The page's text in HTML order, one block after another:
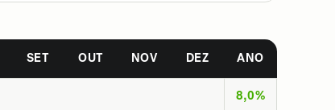
SET OUT NOV DEZ ANO
8,0%